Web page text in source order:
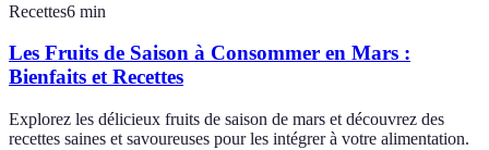
Recettes6 min
Les Fruits de Saison à Consommer en Mars :
Bienfaits et Recettes
Explorez les délicieux fruits de saison de mars et découvrez des
recettes saines et savoureuses pour les intégrer à votre alimentation.